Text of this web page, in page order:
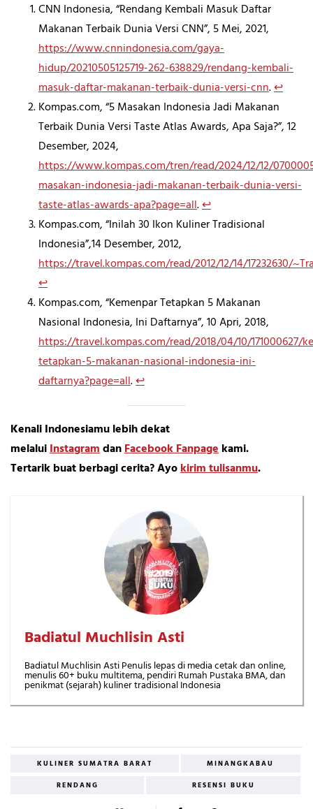
CNN Indonesia, “Rendang Kembali Masuk Daftar
Makanan Terbaik Dunia Versi CNN”, 5 Mei, 2021,
https://www.cnnindonesia.com/gaya-
hidup/20210505125719-262-638829/rendang-kembali-
masuk-daftar-makanan-terbaik-dunia-versi-cnn.↩︎
Kompas.com, “5 Masakan Indonesia Jadi Makanan
Terbaik Dunia Versi Taste Atlas Awards, Apa Saja?”, 12
Desember, 2024,
https://www.kompas.com/tren/read/2024/12/12/
masakan-indonesia-jadi-makanan-terbaik-dunia-versi-
taste-atlas-awards-apa?page=all.↩︎
Kompas.com, “Inilah 30 Ikon Kuliner Tradisional
Indonesia”,14 Desember, 2012,
https://travel.kompas.com/read/2012/12/14/17232630/
↩︎
Kompas.com, “Kemenpar Tetapkan 5 Makanan
Nasional Indonesia, Ini Daftarnya”, 10 Apri, 2018,
https://travel.kompas.com/read/2018/04/10/171000627/
tetapkan-5-makanan-nasional-indonesia-ini-
daftarnya?page=all.↩︎
Kenali Indonesiamu lebih dekat
melaluiInstagramdanFacebook Fanpagekami.
Tertarik buat berbagi cerita? Ayokirim tulisanmu.
Badiatul Muchlisin Asti
Badiatul Muchlisin Asti Penulis lepas di media cetak dan online,
menulis 60+ buku multitema, pendiri Rumah Pustaka BMA, dan
penikmat (sejarah) kuliner tradisional Indonesia
KULINER SUMATRA BARAT
MINANGKABAU
RENDANG
RESENSI BUKU